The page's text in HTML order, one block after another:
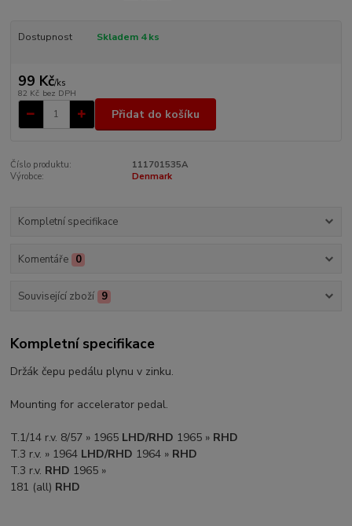
Dostupnost Skladem 4 ks
99 Kč/ks
82 Kč bez DPH
Přidat do košíku
Číslo produktu:
111701535A
Výrobce:
Denmark
Kompletní specifikace
Komentáře 0
Související zboží 9
Kompletní specifikace
Držák čepu pedálu plynu v zinku.
Mounting for accelerator pedal.
T.1/14 r.v. 8/57 » 1965 LHD/RHD 1965 » RHD
T.3 r.v. » 1964 LHD/RHD 1964 » RHD
T.3 r.v. RHD 1965 »
181 (all) RHD